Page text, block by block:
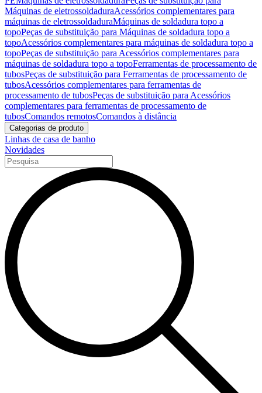
Máquinas de eletrossoldaduraAcessórios complementares para
máquinas de eletrossoldaduraMáquinas de soldadura topo a
topoPeças de substituição para Máquinas de soldadura topo a
topoAcessórios complementares para máquinas de soldadura topo a
topoPeças de substituição para Acessórios complementares para
máquinas de soldadura topo a topoFerramentas de processamento de
tubosPeças de substituição para Ferramentas de processamento de
tubosAcessórios complementares para ferramentas de
processamento de tubosPeças de substituição para Acessórios
complementares para ferramentas de processamento de
tubosComandos remotosComandos à distância
Categorias de produto
Linhas de casa de banho
Novidades